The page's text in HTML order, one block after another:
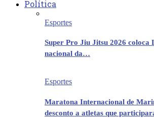
Política
Esportes
Super Pro Jiu Jitsu 2026 coloca
nacional da…
Esportes
Maratona Internacional de
desconto a atletas que